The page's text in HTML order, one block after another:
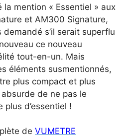
la mention « Essentiel » aux
et AM300 Signature,
demandé s’il serait superflu
ce nouveau
tout-en-un. Mais
éléments susmentionnés,
plus compact et plus
de ne pas le
d’essentiel !
de VUMETRE